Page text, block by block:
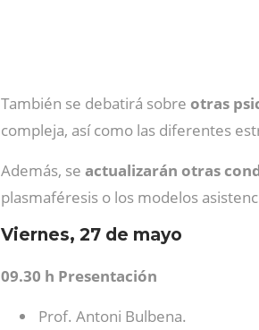
También se debatirá sobre otras
compleja, así como las diferentes
Además, se actualizarán otras
plasmaféresis o los modelos
Viernes, 27 de mayo
09.30 h Presentación
Prof. Antoni Bulbena.